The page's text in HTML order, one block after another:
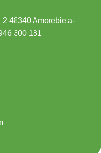
2 48340 Amorebieta-
300 181